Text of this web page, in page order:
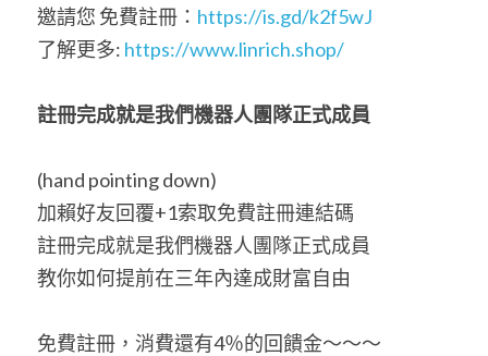
邀請您 免費註冊： https://is.gd/k2f5wJ
了解更多: https://www.linrich.shop/
註冊完成就是我們機器人團隊正式成員
(hand pointing down)
加賴好友回覆+1索取免費註冊連結碼
註冊完成就是我們機器人團隊正式成員
教你如何提前在三年內達成財富自由
免費註冊，消費還有4％的回饋金～～～